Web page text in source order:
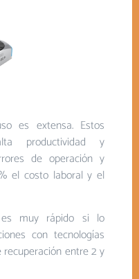
es extensa. Estos
productividad y
de operación y
el costo laboral y el
muy rápido si lo
con tecnologías
entre 2 y